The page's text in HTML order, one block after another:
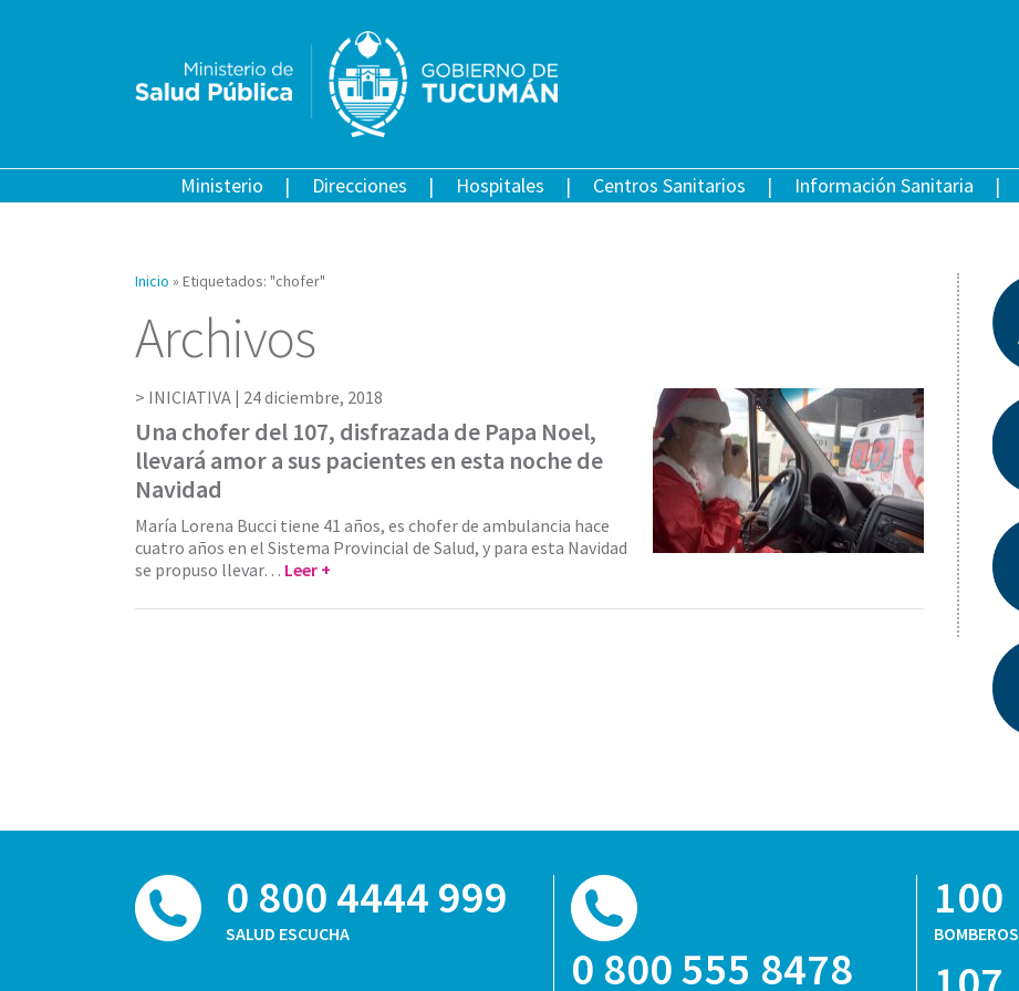
Ministerio Direcciones Hospitales Centros Sanitarios Información Sanitaria
Inicio » Etiquetados: "chofer"
Archivos
INICIATIVA | 24 diciembre, 2018
Una chofer del 107, disfrazada de Papa Noel,
llevará amor a sus pacientes en esta noche de
Navidad
María Lorena Bucci tiene 41 años, es chofer de ambulancia hace
cuatro años en el Sistema Provincial de Salud, y para esta Navidad
se propuso llevar… Leer +
0 800 4444 999
SALUD ESCUCHA
0 800 555 8478
100
BOMBEROS